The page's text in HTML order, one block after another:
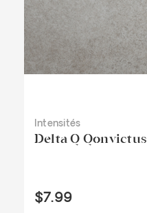
Intensités
Delta Q Qonvictus
$7.99